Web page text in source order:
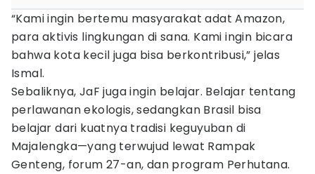
“Kami ingin bertemu masyarakat adat Amazon,
para aktivis lingkungan di sana. Kami ingin bicara
bahwa kota kecil juga bisa berkontribusi,” jelas
Ismal.
Sebaliknya, JaF juga ingin belajar. Belajar tentang
perlawanan ekologis, sedangkan Brasil bisa
belajar dari kuatnya tradisi keguyuban di
Majalengka—yang terwujud lewat Rampak
Genteng, forum 27-an, dan program Perhutana.